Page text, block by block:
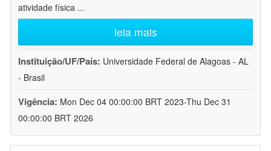
atividade física ...
leia mais
Instituição/UF/País: Universidade Federal de Alagoas - AL
- Brasil
Vigência: Mon Dec 04 00:00:00 BRT 2023-Thu Dec 31
00:00:00 BRT 2026